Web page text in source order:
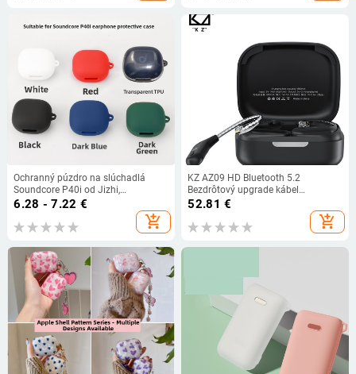
Ochranný púzdro na slúchadlá
Soundcore P40i od Jizhi,
priehľadné TPU, kompatibilný so
séria Soundcore Sound Wide;
materiály: imitovaná koža, silikón,
vstrekovanie
6.28 - 7.22 €
add_shopping_cart
KZ AZ09 HD Bluetooth 5.2
Bezdrôtový upgrade kábel
Slúchadlá s ušným háčikom s
nabíjacím puzdrom pre KZ ZAX
DQ6 ZSN ZSX CA16 VX MT1
52.81 €
add_shopping_cart